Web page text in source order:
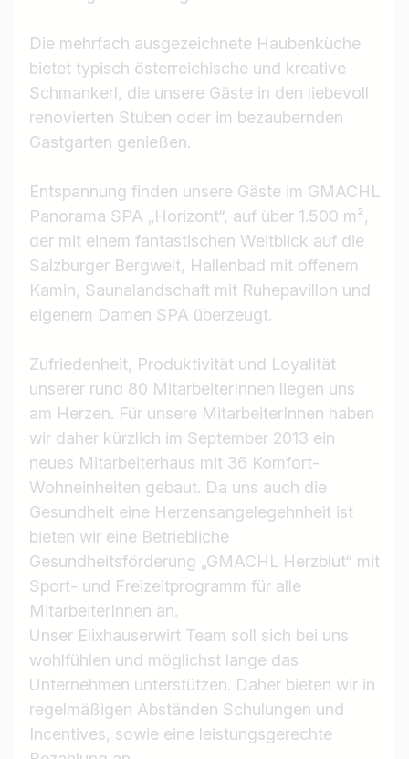
Die mehrfach ausgezeichnete Haubenküche
bietet typisch österreichische und kreative
Schmankerl, die unsere Gäste in den liebevoll
renovierten Stuben oder im bezaubernden
Gastgarten genießen.
Entspannung finden unsere Gäste im GMACHL
Panorama SPA „Horizont“, auf über 1.500 m²,
der mit einem fantastischen Weitblick auf die
Salzburger Bergwelt, Hallenbad mit offenem
Kamin, Saunalandschaft mit Ruhepavillon und
eigenem Damen SPA überzeugt.
Zufriedenheit, Produktivität und Loyalität
unserer rund 80 MitarbeiterInnen liegen uns
am Herzen. Für unsere MitarbeiterInnen haben
wir daher kürzlich im September 2013 ein
neues Mitarbeiterhaus mit 36 Komfort-
Wohneinheiten gebaut. Da uns auch die
Gesundheit eine Herzensangelegehnheit ist
bieten wir eine Betriebliche
Gesundheitsförderung „GMACHL Herzblut“ mit
Sport- und Freizeitprogramm für alle
MitarbeiterInnen an.
Unser Elixhauserwirt Team soll sich bei uns
wohlfühlen und möglichst lange das
Unternehmen unterstützen. Daher bieten wir in
regelmäßigen Abständen Schulungen und
Incentives, sowie eine leistungsgerechte